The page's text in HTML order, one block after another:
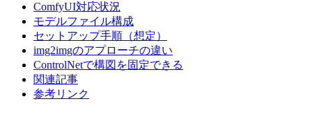
ComfyUI対応状況
モデルファイル構成
セットアップ手順（想定）
img2imgのアプローチの違い
ControlNetで構図を固定できる
関連記事
参考リンク